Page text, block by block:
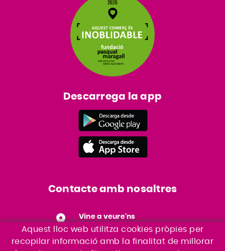
Descarrega la app
Contacte amb nosaltres
Vine a veure'ns
Ronda Sud, S/N Edifici CAT
17600 - Figueres
Aquest lloc web utilitza cookies pròpies per
recopilar informació amb la finalitat de millorar